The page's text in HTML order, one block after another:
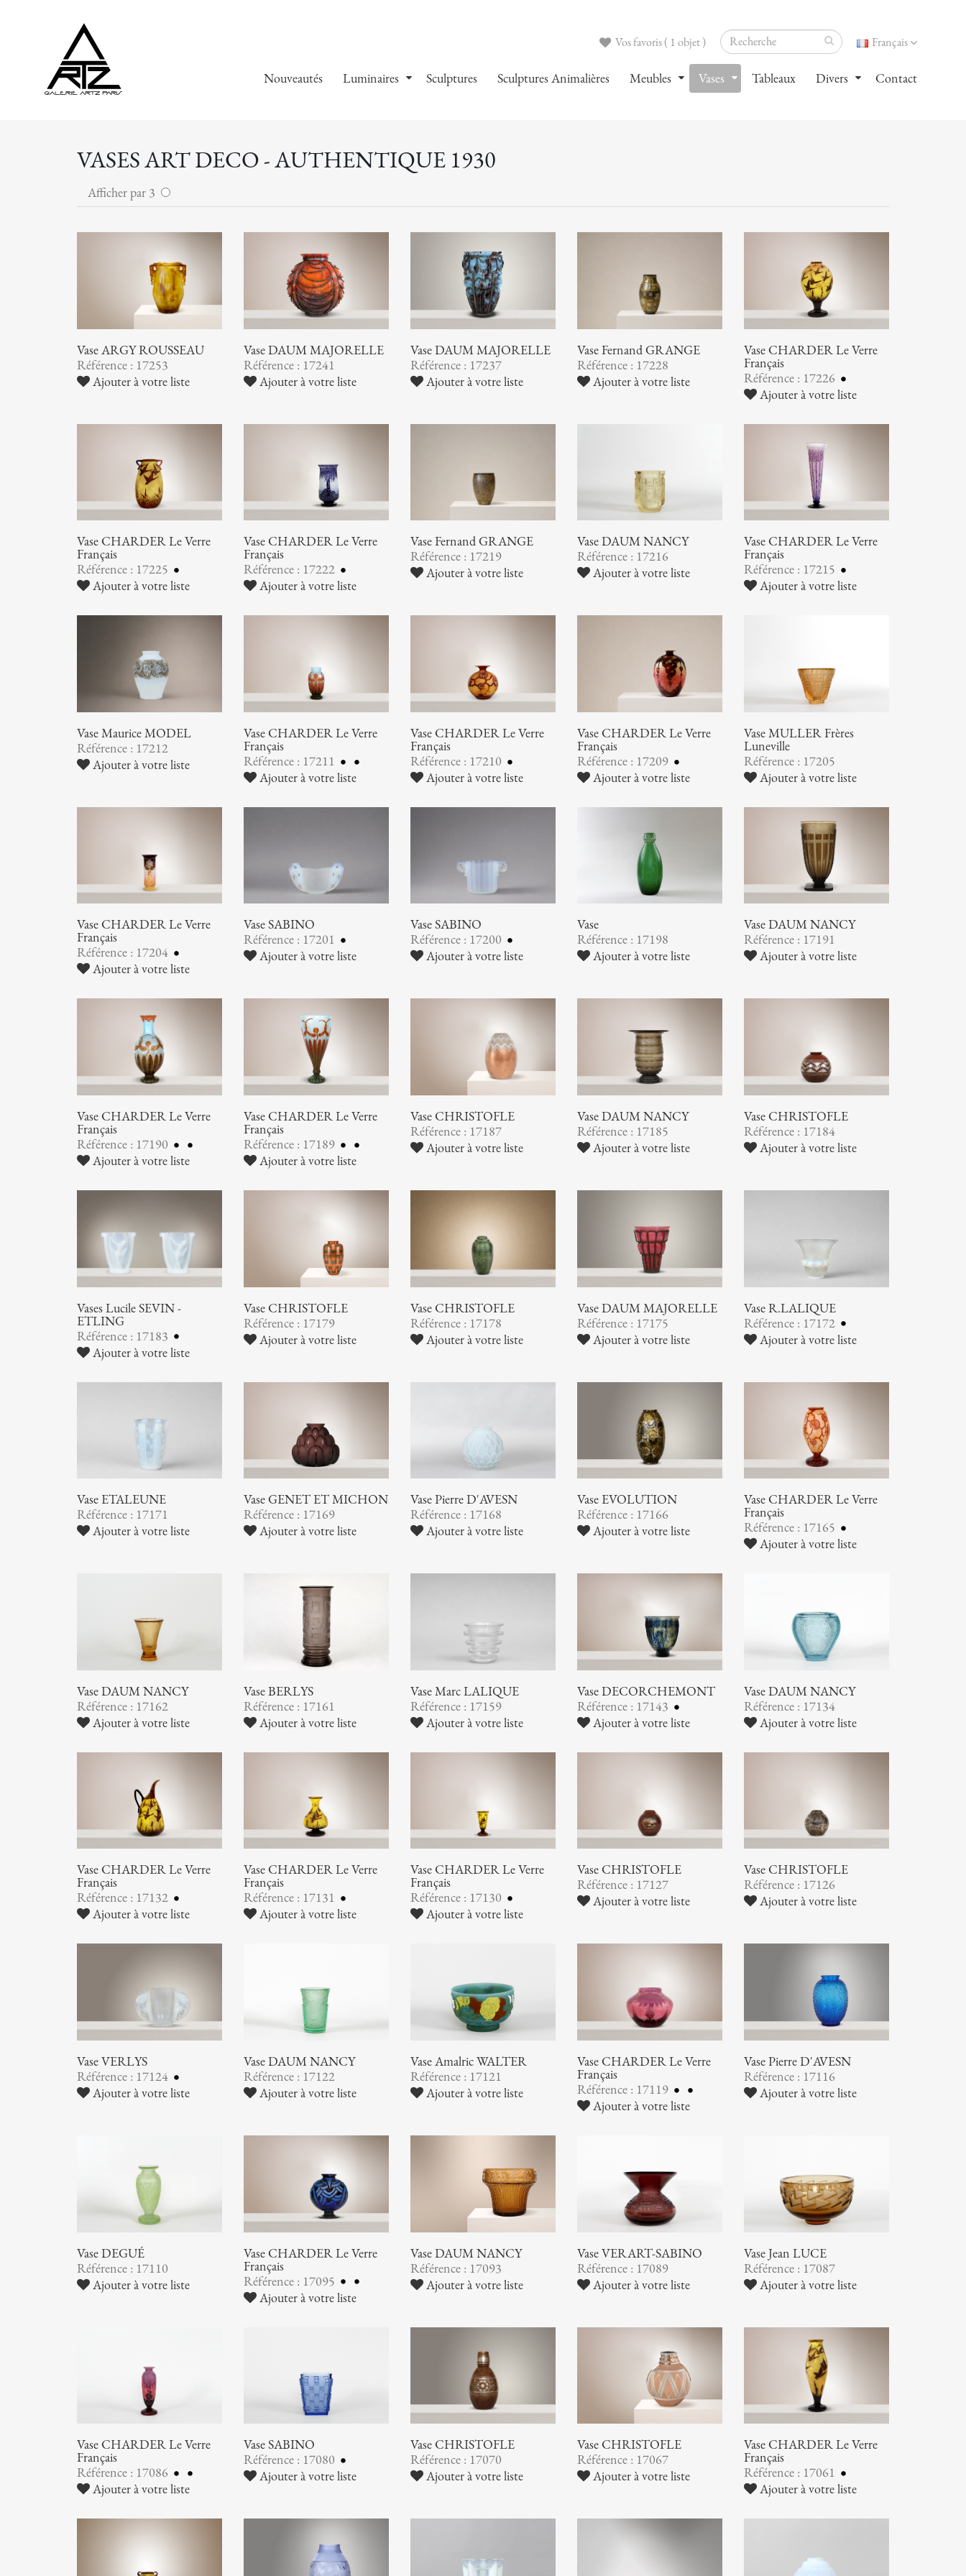
Français
Vos favoris ( 1 objet )
Nouveautés Luminaires Sculptures Sculptures Animalières Meubles Vases Tableaux Divers Contact
VASES ART DECO - AUTHENTIQUE 1930
Afficher par 3
Vase ARGY ROUSSEAU
Référence : 17253
Ajouter à votre liste
Vase DAUM MAJORELLE
Référence : 17241
Ajouter à votre liste
Vase DAUM MAJORELLE
Référence : 17237
Ajouter à votre liste
Vase Fernand GRANGE
Référence : 17228
Ajouter à votre liste
Vase CHARDER Le Verre
Français
Référence : 17226
Ajouter à votre liste
Vase CHARDER Le Verre
Français
Référence : 17225
Ajouter à votre liste
Vase CHARDER Le Verre
Français
Référence : 17222
Ajouter à votre liste
Vase Fernand GRANGE
Référence : 17219
Ajouter à votre liste
Vase DAUM NANCY
Référence : 17216
Ajouter à votre liste
Vase CHARDER Le Verre
Français
Référence : 17215
Ajouter à votre liste
Vase Maurice MODEL
Référence : 17212
Ajouter à votre liste
Vase CHARDER Le Verre
Français
Référence : 17211
Ajouter à votre liste
Vase CHARDER Le Verre
Français
Référence : 17210
Ajouter à votre liste
Vase CHARDER Le Verre
Français
Référence : 17209
Ajouter à votre liste
Vase MULLER Frères
Luneville
Référence : 17205
Ajouter à votre liste
Vase CHARDER Le Verre
Français
Référence : 17204
Ajouter à votre liste
Vase SABINO
Référence : 17201
Ajouter à votre liste
Vase SABINO
Référence : 17200
Ajouter à votre liste
Vase
Référence : 17198
Ajouter à votre liste
Vase DAUM NANCY
Référence : 17191
Ajouter à votre liste
Vase CHARDER Le Verre
Français
Référence : 17190
Ajouter à votre liste
Vase CHARDER Le Verre
Français
Référence : 17189
Ajouter à votre liste
Vase CHRISTOFLE
Référence : 17187
Ajouter à votre liste
Vase DAUM NANCY
Référence : 17185
Ajouter à votre liste
Vase CHRISTOFLE
Référence : 17184
Ajouter à votre liste
Vases Lucile SEVIN -
ETLING
Référence : 17183
Ajouter à votre liste
Vase CHRISTOFLE
Référence : 17179
Ajouter à votre liste
Vase CHRISTOFLE
Référence : 17178
Ajouter à votre liste
Vase DAUM MAJORELLE
Référence : 17175
Ajouter à votre liste
Vase R.LALIQUE
Référence : 17172
Ajouter à votre liste
Vase ETALEUNE
Référence : 17171
Ajouter à votre liste
Vase GENET ET MICHON
Référence : 17169
Ajouter à votre liste
Vase Pierre D'AVESN
Référence : 17168
Ajouter à votre liste
Vase EVOLUTION
Référence : 17166
Ajouter à votre liste
Vase CHARDER Le Verre
Français
Référence : 17165
Ajouter à votre liste
Vase DAUM NANCY
Référence : 17162
Ajouter à votre liste
Vase BERLYS
Référence : 17161
Ajouter à votre liste
Vase Marc LALIQUE
Référence : 17159
Ajouter à votre liste
Vase DECORCHEMONT
Référence : 17143
Ajouter à votre liste
Vase DAUM NANCY
Référence : 17134
Ajouter à votre liste
Vase CHARDER Le Verre
Français
Référence : 17132
Ajouter à votre liste
Vase CHARDER Le Verre
Français
Référence : 17131
Ajouter à votre liste
Vase CHARDER Le Verre
Français
Référence : 17130
Ajouter à votre liste
Vase CHRISTOFLE
Référence : 17127
Ajouter à votre liste
Vase CHRISTOFLE
Référence : 17126
Ajouter à votre liste
Vase VERLYS
Référence : 17124
Ajouter à votre liste
Vase DAUM NANCY
Référence : 17122
Ajouter à votre liste
Vase Amalric WALTER
Référence : 17121
Ajouter à votre liste
Vase CHARDER Le Verre
Français
Référence : 17119
Ajouter à votre liste
Vase Pierre D'AVESN
Référence : 17116
Ajouter à votre liste
Vase DEGUÉ
Référence : 17110
Ajouter à votre liste
Vase CHARDER Le Verre
Français
Référence : 17095
Ajouter à votre liste
Vase DAUM NANCY
Référence : 17093
Ajouter à votre liste
Vase VERART-SABINO
Référence : 17089
Ajouter à votre liste
Vase Jean LUCE
Référence : 17087
Ajouter à votre liste
Vase CHARDER Le Verre
Français
Référence : 17086
Ajouter à votre liste
Vase SABINO
Référence : 17080
Ajouter à votre liste
Vase CHRISTOFLE
Référence : 17070
Ajouter à votre liste
Vase CHRISTOFLE
Référence : 17067
Ajouter à votre liste
Vase CHARDER Le Verre
Français
Référence : 17061
Ajouter à votre liste